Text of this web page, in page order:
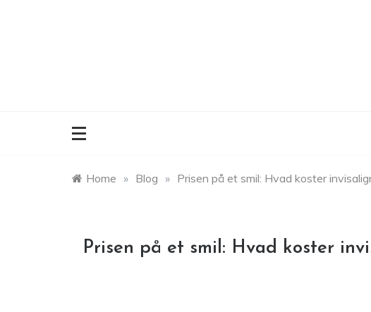
Home » Blog » Prisen på et smil: Hvad koster
Prisen på et smil: Hvad koster